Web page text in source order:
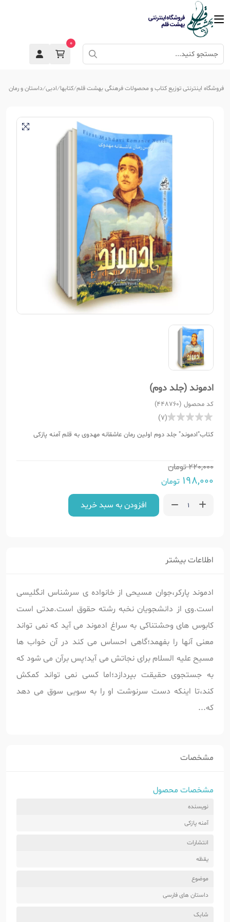
0
فروشگاه اینترنتی توزیع کتاب و محصولات فرهنگی بهشت قلم کتابها ادبی داستان و رمان
ادموند (جلد دوم)
کد محصول (448760)
(7)
کتاب"ادموند" جلد دوم اولین رمان عاشقانه مهدوی به قلم آمنه پازکی
220,000تومان
198,000 تومان
افزودن به سبد خرید
اطلاعات بیشتر
ادموند پارکر،جوان مسیحی از خانواده ی سرشناس انگلیسی
است.وی از دانشجویان نخبه رشته حقوق است.مدتی است
کابوس های وحشتناکی به سراغ ادموند می آید که نمی تواند
معنی آنها را بفهمد؛گاهی احساس می کند در آن خواب ها
مسیح علیه السلام برای نجاتش می آید؛پس برآن می شود که
به جستجوی حقیقت بپردازد؛اما کسی نمی تواند کمکش
کند،تا اینکه دست سرنوشت او را به سویی سوق می دهد
که...
مشخصات
مشخصات محصول
نویسنده
آمنه پازکی
انتشارات
یقظه
موضوع
داستان های فارسی
شابک